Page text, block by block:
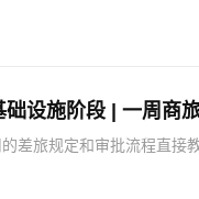
设施阶段 | 一周商
差旅规定和审批流程直接